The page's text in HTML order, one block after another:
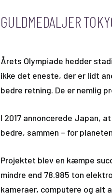
GULDMEDALJER
Årets Olympiade hedder
ikke det eneste, der er lidt
bedre retning. De er nemlig
I 2017 annoncerede Japan,
bedre, sammen – for
Projektet blev en kæmpe
mindre end 78.985 ton
kameraer, computere og alt